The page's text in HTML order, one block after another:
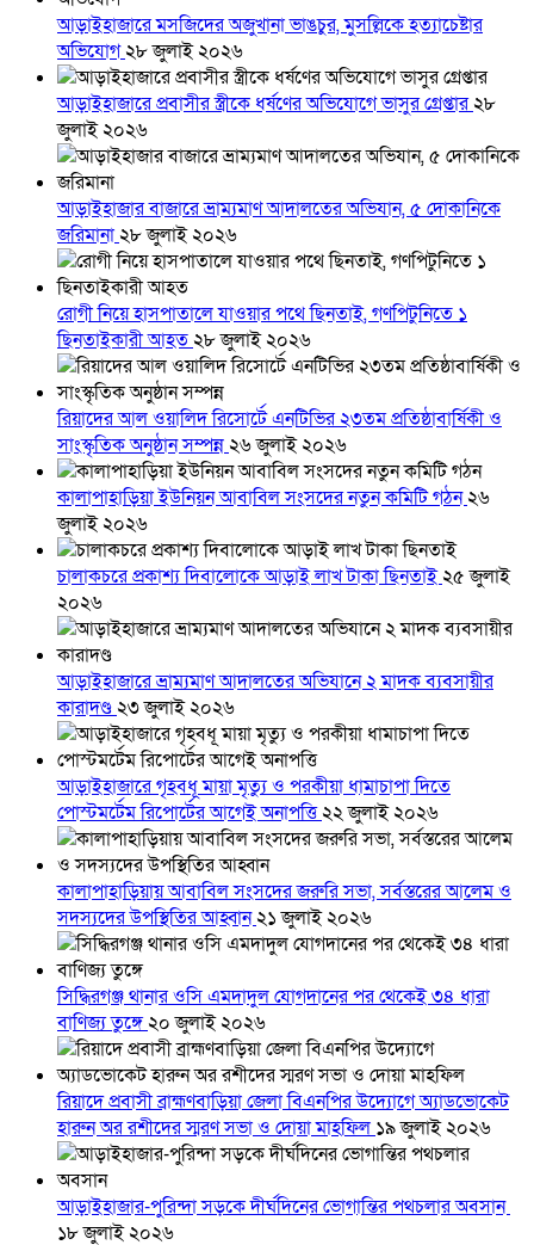
আড়াইহাজারে মস‌জি‌দের অজুখানা ভাঙচুর, মুসল্লিকে হত্যাচেষ্টার
অভিযোগ২৮ জুলাই ২০২৬
আড়াইহাজারে প্রবাসীর স্ত্রীকে ধর্ষণের অভিযোগে ভাসুর গ্রেপ্তার২৮
জুলাই ২০২৬
আড়াইহাজার বাজারে ভ্রাম্যমাণ আদালতের অভিযান, ৫ দোকানিকে
জরিমানা২৮ জুলাই ২০২৬
রোগী নিয়ে হাসপাতালে যাওয়ার পথে ছিনতাই, গণপিটুনিতে ১
ছিনতাইকারী আহত২৮ জুলাই ২০২৬
রিয়াদের আল ওয়ালিদ রিসোর্টে এনটিভির ২৩তম প্রতিষ্ঠাবার্ষিকী ও
সাংস্কৃতিক অনুষ্ঠান সম্পন্ন২৬ জুলাই ২০২৬
কালাপাহাড়িয়া ইউনিয়ন আবাবিল সংসদের নতুন কমিটি গঠন২৬
জুলাই ২০২৬
চালাকচরে প্রকাশ্য দিবালোকে আড়াই লাখ টাকা ছিনতাই২৫ জুলাই
২০২৬
আড়াইহাজারে ভ্রাম্যমাণ আদালতের অভিযানে ২ মাদক ব্যবসায়ীর
কারাদণ্ড২৩ জুলাই ২০২৬
আড়াইহাজারে গৃহবধূ মায়া মৃত্যু ও পরকীয়া ধামাচাপা দিতে
পোস্টমর্টেম রিপোর্টের আগেই অনাপত্তি২২ জুলাই ২০২৬
কালাপাহাড়িয়ায় আবাবিল সংসদের জরুরি সভা, সর্বস্তরের আলেম ও
সদস্যদের উপস্থিতির আহ্বান২১ জুলাই ২০২৬
সিদ্ধিরগঞ্জ থানার ওসি এমদাদুল যোগদানের পর থেকেই ৩৪ ধারা
বাণিজ্য তুঙ্গে২০ জুলাই ২০২৬
রিয়াদে প্রবাসী ব্রাহ্মণবাড়িয়া জেলা বিএনপির উদ্যোগে অ্যাডভোকেট
হারুন অর রশীদের স্মরণ সভা ও দোয়া মাহফিল ১৯ জুলাই ২০২৬
আড়াইহাজার-পুরিন্দা সড়কে দীর্ঘদিনের ভোগান্তির পথচলার অবসান
১৮ জুলাই ২০২৬